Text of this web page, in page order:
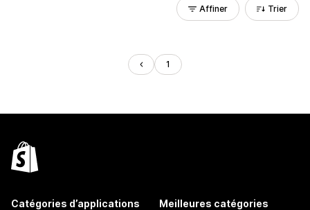
Affiner Trier
1
Catégories d’applications Meilleures catégories